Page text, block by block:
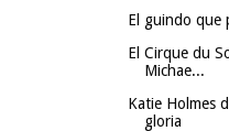
El guindo que
El Cirque du
Michae...
Katie Holmes
gloria